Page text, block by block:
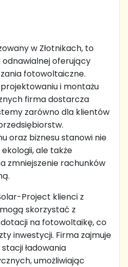
w Złotnikach, to
oferujący
fotowoltaiczne.
i montażu
firma dostarcza
zarówno dla klientów
oraz biznesu stanowi nie
ale także
zmniejszenie rachunków
Project klienci z
skorzystać z
na fotowoltaikę, co
inwestycji. Firma zajmuje
ładowania
umożliwiając